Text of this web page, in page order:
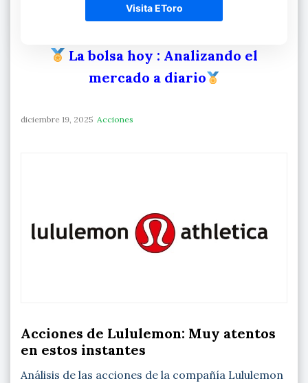
Visita EToro
La bolsa hoy : Analizando el
mercado a diario
diciembre 19, 2025 Acciones
Acciones de Lululemon: Muy atentos
en estos instantes
Análisis de las acciones de la compañía Lululemon